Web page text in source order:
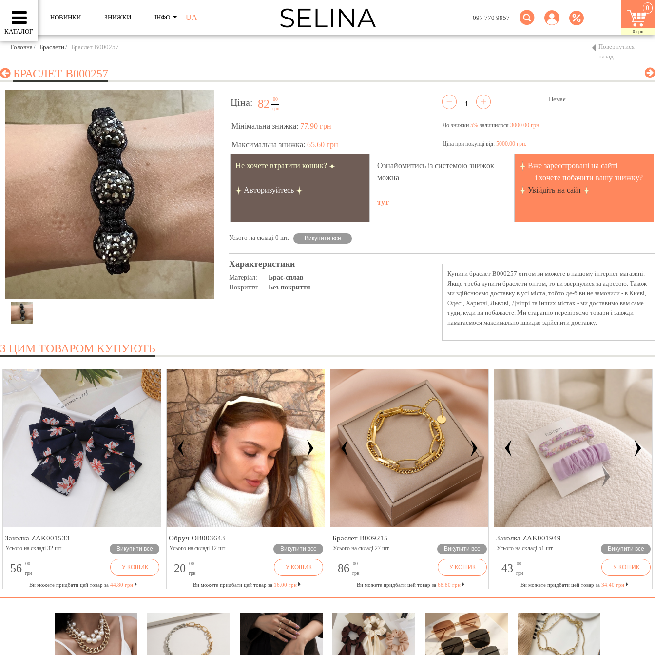
КАТАЛОГ
НОВИНКИ ЗНИЖКИ ІНФО UA 097 770 9957
0
0 грн
Головна Браслети Браслет B000257
Повернутися
назад
БРАСЛЕТ B000257
Ціна: 82
00
грн
Немає
Мінімальна знижка: 77.90 грн До знижки 5%залишилося 3000.00 грн
Максимальна знижка: 65.60 грн Ціна при покупці від: 5000.00 грн.
Не хочете втратити кошик?
Авторизуйтесь
Ознайомитись із системою знижок
можна
тут
Вже зареєстровані на сайті
і хочете побачити вашу знижку?
Увійдіть на сайт
Усього на складі 0 шт. Викупити все
Характеристики
Матеріал:
Брас-сплав
Покриття:
Без покриття
Купити браслет B000257 оптом ви можете в нашому інтернет магазині.
Якщо треба купити браслети оптом, то ви звернулися за адресою. Також
ми здійснюємо доставку в усі міста, тобто де-б ви не замовили - в Києві,
Одесі, Харкові, Львові, Дніпрі та інших містах - ми доставимо вам саме
туди, куди ви побажаєте. Ми старанно перевіряємо товари і завжди
намагаємося максимально швидко здійснити доставку.
З ЦИМ ТОВАРОМ КУПУЮТЬ
Заколка ZAK001533
Усього на складі 32 шт. Викупити все
56
00
грн
У КОШИК
Ви можете придбати цей товар за 44.80 грн
Обруч OB003643
Усього на складі 12 шт. Викупити все
20
00
грн
У КОШИК
Ви можете придбати цей товар за 16.00 грн
Браслет B009215
Усього на складі 27 шт. Викупити все
86
00
грн
У КОШИК
Ви можете придбати цей товар за 68.80 грн
Заколка ZAK001949
Усього на складі 51 шт. Викупити все
43
00
грн
У КОШИК
Ви можете придбати цей товар за 34.40 грн